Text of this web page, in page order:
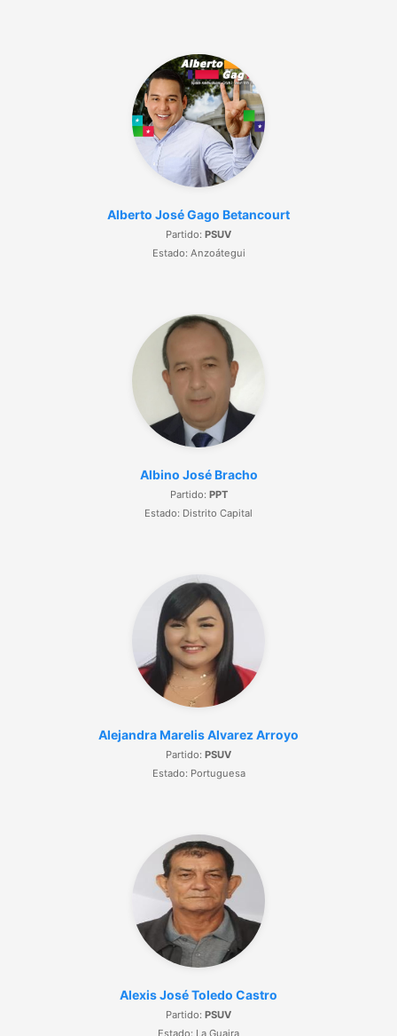
Alberto José Gago Betancourt
Partido: PSUV
Estado: Anzoátegui
Albino José Bracho
Partido: PPT
Estado: Distrito Capital
Alejandra Marelis Alvarez Arroyo
Partido: PSUV
Estado: Portuguesa
Alexis José Toledo Castro
Partido: PSUV
Estado: La Guaira